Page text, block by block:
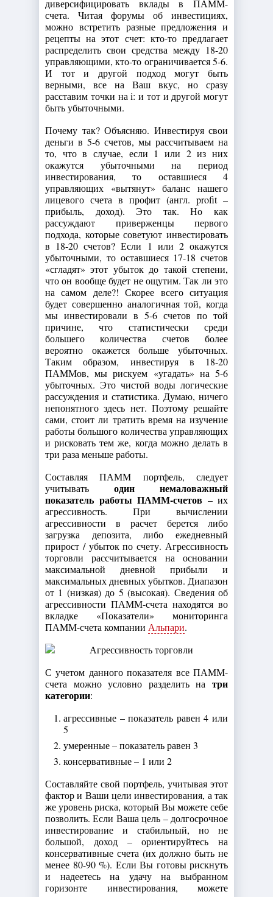
диверсифицировать вклады в ПАММ-
счета. Читая форумы об инвестициях,
можно встретить разные предложения и
рецепты на этот счет: кто-то предлагает
распределить свои средства между 18-20
управляющими, кто-то ограничивается 5-6.
И тот и другой подход могут быть
верными, все на Ваш вкус, но сразу
расставим точки на i: и тот и другой могут
быть убыточными.
Почему так? Объясняю. Инвестируя свои
деньги в 5-6 счетов, мы рассчитываем на
то, что в случае, если 1 или 2 из них
окажутся убыточными на период
инвестирования, то оставшиеся 4
управляющих «вытянут» баланс нашего
лицевого счета в профит (англ. profit –
прибыль, доход). Это так. Но как
рассуждают приверженцы первого
подхода, которые советуют инвестировать
в 18-20 счетов? Если 1 или 2 окажутся
убыточными, то оставшиеся 17-18 счетов
«сгладят» этот убыток до такой степени,
что он вообще будет не ощутим. Так ли это
на самом деле?! Скорее всего ситуация
будет совершенно аналогичная той, когда
мы инвестировали в 5-6 счетов по той
причине, что статистически среди
большего количества счетов более
вероятно окажется больше убыточных.
Таким образом, инвестируя в 18-20
ПАММов, мы рискуем «угадать» на 5-6
убыточных. Это чистой воды логические
рассуждения и статистика. Думаю, ничего
непонятного здесь нет. Поэтому решайте
сами, стоит ли тратить время на изучение
работы большого количества управляющих
и рисковать тем же, когда можно делать в
три раза меньше работы.
Составляя ПАММ портфель, следует
учитывать один немаловажный
показатель работы ПАММ-счетов – их
агрессивность. При вычислении
агрессивности в расчет берется либо
загрузка депозита, либо ежедневный
прирост / убыток по счету. Агрессивность
торговли рассчитывается на основании
максимальной дневной прибыли и
максимальных дневных убытков. Диапазон
от 1 (низкая) до 5 (высокая). Сведения об
агрессивности ПАММ-счета находятся во
вкладке «Показатели» мониторинга
ПАММ-счета компании Альпари.
С учетом данного показателя все ПАММ-
счета можно условно разделить на три
категории:
агрессивные – показатель равен 4 или
5
умеренные – показатель равен 3
консервативные – 1 или 2
Составляйте свой портфель, учитывая этот
фактор и Ваши цели инвестирования, а так
же уровень риска, который Вы можете себе
позволить. Если Ваша цель – долгосрочное
инвестирование и стабильный, но не
большой, доход – ориентируйтесь на
консервативные счета (их должно быть не
менее 80-90 %). Если Вы готовы рискнуть
и надеетесь на удачу на выбранном
горизонте инвестирования, можете